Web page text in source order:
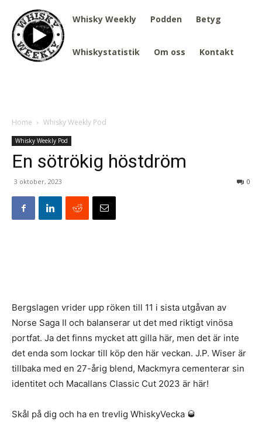
Whisky Weekly Podden Betyg
Whiskystatistik Om oss Kontakt
Home Whisky Weekly Pod
Whisky Weekly Pod
En sötrökig höstdröm
3 oktober, 2023 0
Bergslagen vrider upp röken till 11 i sista utgåvan av
Norse Saga II och balanserar ut det med riktigt vinösa
portfat. Ja det finns mycket att gilla här, men det är inte
det enda som lockar till köp den här veckan. J.P. Wiser är
tillbaka med en 27-årig blend, Mackmyra cementerar sin
identitet och Macallans Classic Cut 2023 är här!
Skål på dig och ha en trevlig WhiskyVecka 🥃